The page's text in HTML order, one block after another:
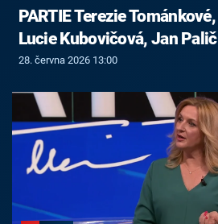
PARTIE Terezie
Lucie Kubovičová, Jan
28. června 2026 13:00